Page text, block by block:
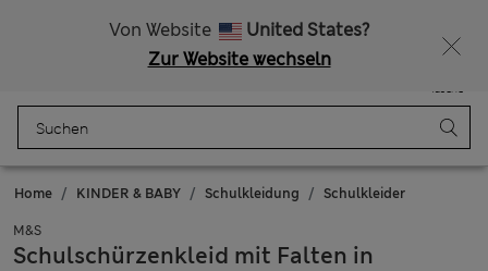
Von Website
United States?
Zur Website wechseln
Tasche
Home KINDER & BABY Schulkleidung Schulkleider
M&S
Schulschürzenkleid mit Falten in